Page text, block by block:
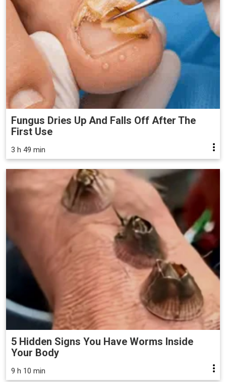
Fungus Dries Up And Falls Off After The
First Use
3 h 49 min
5 Hidden Signs You Have Worms Inside
Your Body
9 h 10 min